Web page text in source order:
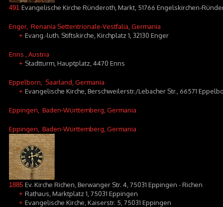
491 Evangelische Kirche Ründeroth, Markt, 51766 Engelskirchen-
Enger, Renania Settentrionale-Vestfalia, Germania
+ Evang.-luth. Stiftskirche, Kirchplatz 1, 32130 Enger
Enns , Austria
+ Stadtturm, Hauptplatz, 4470 Enns
Eppelborn , Saarland, Germania
+ Evangelische Kirche, Berschweilerstr./Lebacher Str., 66571
Eppingen , Baden-Württemberg, Germania
Eppingen , Baden-Württemberg, Germania
1885 Ev. Kirche Richen, Berwanger Str. 4, 75031 Eppingen - Richen
+ Rathaus, Marktplatz 1, 75031 Eppingen
+ Evangelische Kirche, Kaiserstr. 5, 75031 Eppingen